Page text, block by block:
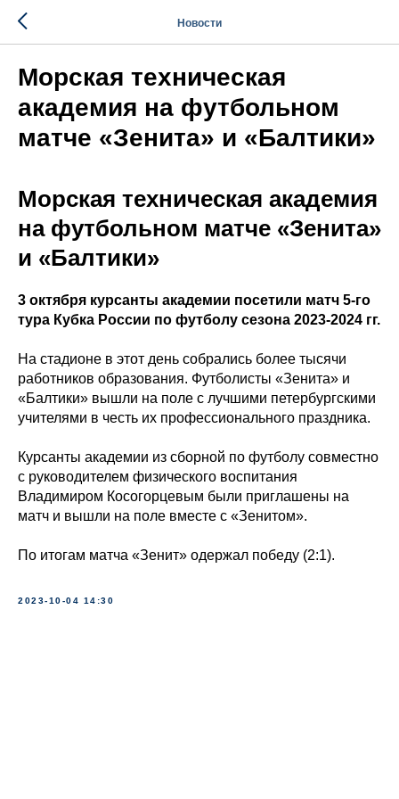
Новости
Морская техническая
академия на футбольном
матче «Зенита» и «Балтики»
Морская техническая академия
на футбольном матче «Зенита»
и «Балтики»
3 октября курсанты академии посетили матч 5-го
тура Кубка России по футболу сезона 2023-2024 гг.
На стадионе в этот день собрались более тысячи
работников образования. Футболисты «Зенита» и
«Балтики» вышли на поле с лучшими петербургскими
учителями в честь их профессионального праздника.
Курсанты академии из сборной по футболу совместно
с руководителем физического воспитания
Владимиром Косогорцевым были приглашены на
матч и вышли на поле вместе с «Зенитом».
По итогам матча «Зенит» одержал победу (2:1).
2023-10-04 14:30